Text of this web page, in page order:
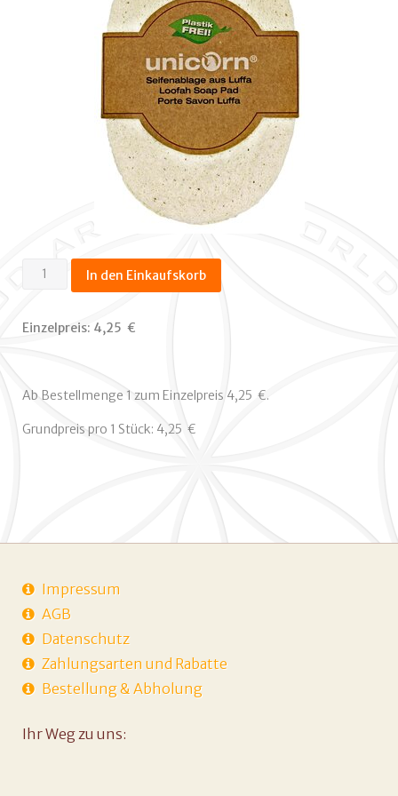
Seife
Menge
In den Einkaufskorb
Einzelpreis: 4,25  €
Ab Bestellmenge 1 zum Einzelpreis 4,25  €.
Grundpreis pro 1 Stück: 4,25  €
Impressum
AGB
Datenschutz
Zahlungsarten und Rabatte
Bestellung & Abholung
Ihr Weg zu uns: